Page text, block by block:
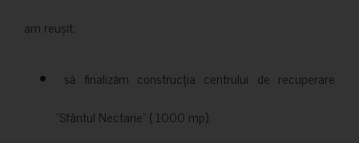
am reușit:
să finalizăm construcția centrului de recuperare
”Sfântul Nectarie” ( 1000 mp);